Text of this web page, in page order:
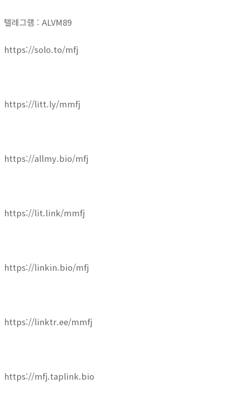
텔레그램 : ALVM89
https://solo.to/mfj
https://litt.ly/mmfj
https://allmy.bio/mfj
https://lit.link/mmfj
https://linkin.bio/mfj
https://linktr.ee/mmfj
https://mfj.taplink.bio